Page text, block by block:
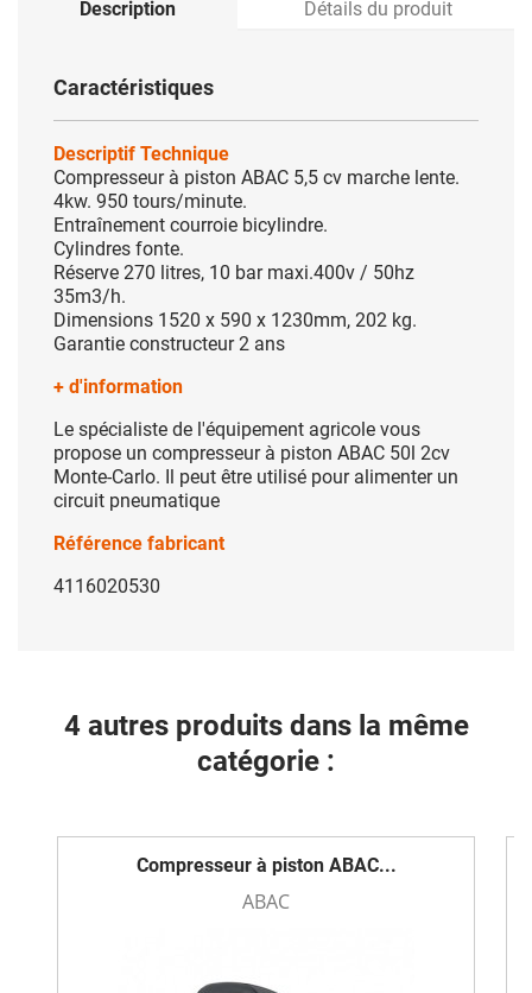
Description Détails du produit
Caractéristiques
Descriptif Technique
Compresseur à piston ABAC 5,5 cv marche lente.
4kw. 950 tours/minute.
Entraînement courroie bicylindre.
Cylindres fonte.
Réserve 270 litres, 10 bar maxi.400v / 50hz
35m3/h.
Dimensions 1520 x 590 x 1230mm, 202 kg.
Garantie constructeur 2 ans
+ d'information
Le spécialiste de l'équipement agricole vous
propose un compresseur à piston ABAC 50l 2cv
Monte-Carlo. Il peut être utilisé pour alimenter un
circuit pneumatique
Référence fabricant
4116020530
4 autres produits dans la même
catégorie :
Compresseur à piston ABAC...
ABAC